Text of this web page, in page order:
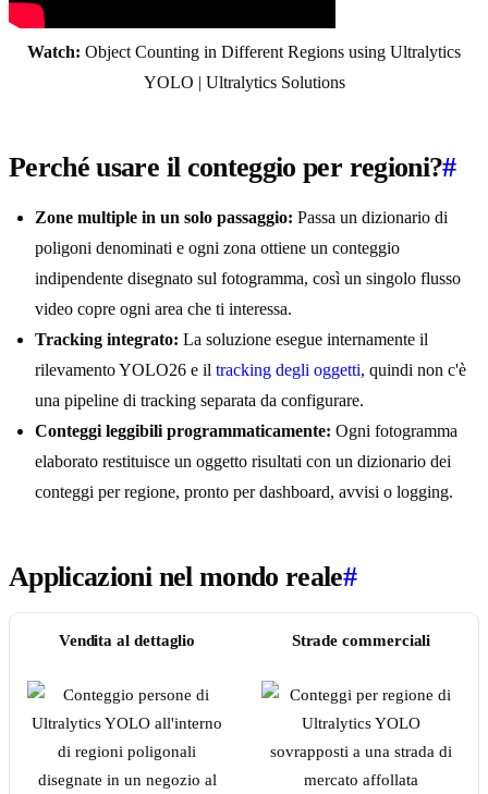
Watch: Object Counting in Different Regions using Ultralytics
YOLO | Ultralytics Solutions
Perché usare il conteggio per regioni?#
Zone multiple in un solo passaggio: Passa un dizionario di
poligoni denominati e ogni zona ottiene un conteggio
indipendente disegnato sul fotogramma, così un singolo flusso
video copre ogni area che ti interessa.
Tracking integrato: La soluzione esegue internamente il
rilevamento YOLO26 e il tracking degli oggetti, quindi non c'è
una pipeline di tracking separata da configurare.
Conteggi leggibili programmaticamente: Ogni fotogramma
elaborato restituisce un oggetto risultati con un dizionario dei
conteggi per regione, pronto per dashboard, avvisi o logging.
Applicazioni nel mondo reale#
Vendita al dettaglio Strade commerciali